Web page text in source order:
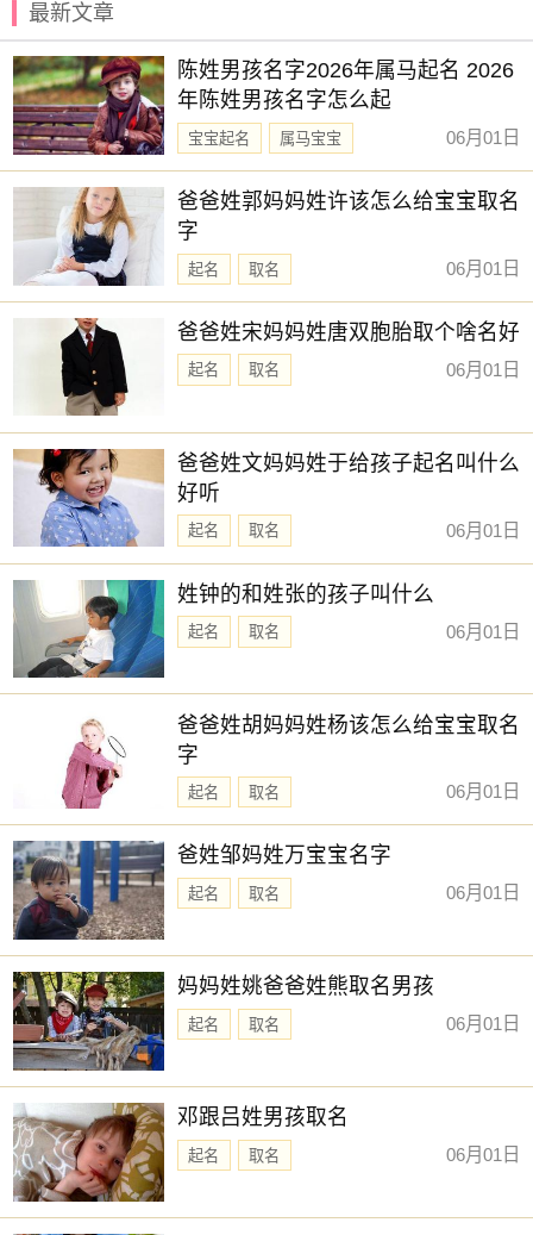
赐子好名，能伴子一生。想给宝宝取一个好名字吗？选
择下方的【宝宝起名】
最新文章
陈姓男孩名字2026年属马起名 2026
年陈姓男孩名字怎么起
宝宝起名
属马宝宝
新生儿取名
06月01日
爸爸姓郭妈妈姓许该怎么给宝宝取名
字
起名 取名 06月01日
爸爸姓宋妈妈姓唐双胞胎取个啥名好
起名 取名 06月01日
爸爸姓文妈妈姓于给孩子起名叫什么
好听
起名 取名 06月01日
姓钟的和姓张的孩子叫什么
起名 取名 06月01日
爸爸姓胡妈妈姓杨该怎么给宝宝取名
字
起名 取名 06月01日
爸姓邹妈姓万宝宝名字
起名 取名 06月01日
妈妈姓姚爸爸姓熊取名男孩
起名 取名 06月01日
邓跟吕姓男孩取名
起名 取名 06月01日